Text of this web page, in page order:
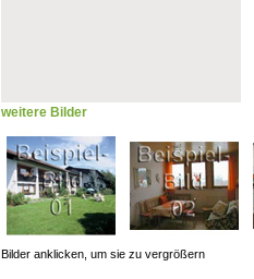
weitere Bilder
Bilder anklicken, um sie zu vergrößern